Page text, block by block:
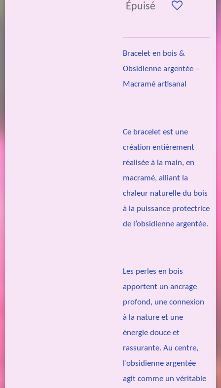
Épuisé
Bracelet en bois &
Obsidienne argentée –
Macramé artisanal
Ce bracelet est une
création entièrement
réalisée à la main, en
macramé, alliant la
chaleur naturelle du bois
à la puissance protectrice
de l’obsidienne argentée.
Les perles en bois
apportent un ancrage
profond, une connexion
à la nature et une
énergie douce et
rassurante. Au centre,
l’obsidienne argentée
agit comme un véritable